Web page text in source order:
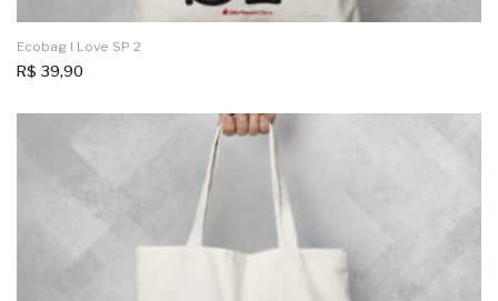
Ecobag I Love SP 2
R$ 39,90